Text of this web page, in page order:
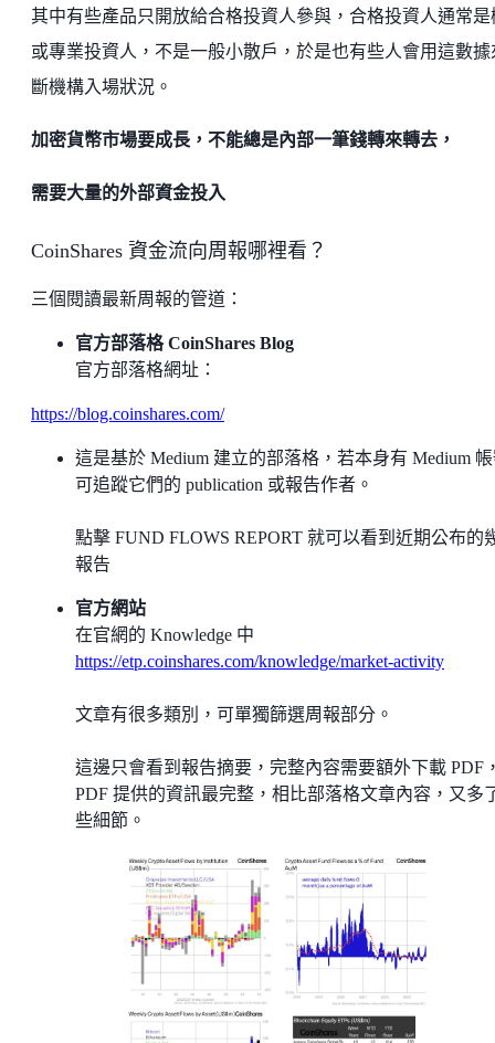
其中有些產品只開放給合格投資人參與，合格投資人通常是
或專業投資人，不是一般小散戶，於是也有些人會用這數據
斷機構入場狀況。
加密貨幣市場要成長，不能總是內部一筆錢轉來轉去，
需要大量的外部資金投入
CoinShares 資金流向周報哪裡看？
三個閱讀最新周報的管道：
官方部落格 CoinShares Blog
官方部落格網址：
https://blog.coinshares.com/
這是基於 Medium 建立的部落格，若本身有 Medium
可追蹤它們的 publication 或報告作者。
點擊 FUND FLOWS REPORT 就可以看到近期公布的
報告
官方網站
在官網的 Knowledge 中
https://etp.coinshares.com/knowledge/market-activity
文章有很多類別，可單獨篩選周報部分。
這邊只會看到報告摘要，完整內容需要額外下載 PDF
PDF 提供的資訊最完整，相比部落格文章內容，又多
些細節。